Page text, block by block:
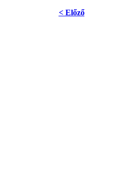
< Előző